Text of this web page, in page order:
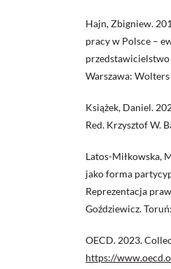
Hajn, Zbigniew.
pracy w Polsce –
przedstawicielstwo
Warszawa:
Książek, Daniel.
Red. Krzysztof W.
Latos-Miłkowska,
jako forma
Reprezentacja
Goździewicz.
OECD. 2023.
https://